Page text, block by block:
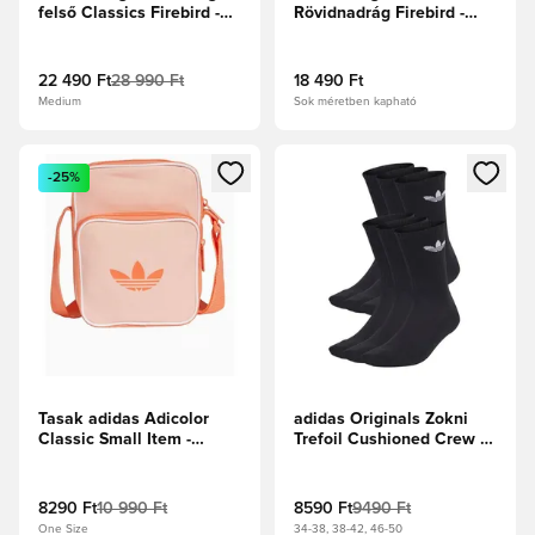
felső Classics Firebird -
22 490 Ft28 990 Ft
Medium
Rövidnadrág Firebird -
18 490 Ft
Sok méretben kapható
Megnyit egy modált a bejelentkezéshez vagy a tagként
-25%
Tasak adidas Adicolor
Classic Small Item -
8290 Ft10 990 Ft
One Size
Megnyit egy modált a
adidas Originals Zokni
Trefoil Cushioned Crew 6-
8590 Ft9490 Ft
34-38, 38-42, 46-50